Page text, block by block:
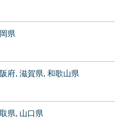
県
府 滋賀県 和歌山県
県 山口県